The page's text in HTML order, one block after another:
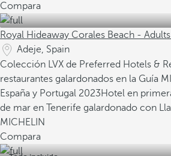
Compara
Royal Hideaway Corales Beach -
Adeje, Spain
Colección LVX de Preferred Hotels &
restaurantes galardonados en la Guía
España y Portugal 2023Hotel en
de mar en Tenerife galardonado con
MICHELIN
Compara